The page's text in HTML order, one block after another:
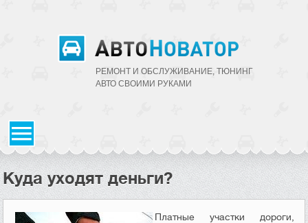
РЕМОНТ И ОБСЛУЖИВАНИЕ, ТЮНИНГ
АВТО CВОИМИ РУКАМИ
Куда уходят деньги?
Платные участки дороги,